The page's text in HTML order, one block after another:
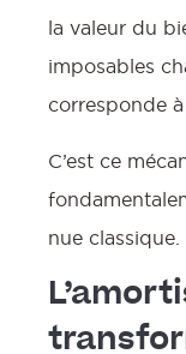
la valeur du
imposables
corresponde
C’est ce
nue classique.